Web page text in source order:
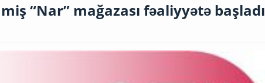
“Nar” mağazası fəaliyyətə başladı